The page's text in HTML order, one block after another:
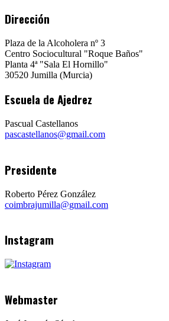
Dirección
Plaza de la Alcoholera nº 3
Centro Sociocultural "Roque Baños"
Planta 4ª "Sala El Hornillo"
30520 Jumilla (Murcia)
Escuela de Ajedrez
Pascual Castellanos
pascastellanos@gmail.com
Presidente
Roberto Pérez González
coimbrajumilla@gmail.com
Instagram
Webmaster